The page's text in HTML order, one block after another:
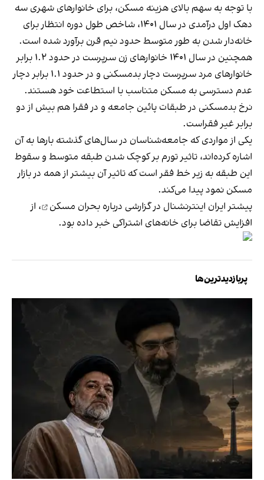
با توجه به سهم بالای هزینه مسکن، برای خانوارهای شهری سه
دهک اول درآمدی در سال ۱۴۰۱، شاخص طول دوره انتظار برای
خانه‌دار شدن به طور متوسط حدود نیم قرن برآورد شده است.
همچنین در سال ۱۴۰۱ خانوارهای زن سرپرست در حدود ۱.۲ برابر
خانوارهای مرد سرپرست دچار بدمسکنی و در حدود ۱.۱ برابر دچار
عدم دسترسی به مسکن متناسب با استطاعت خود هستند.
نرخ بدمسکنی در طبقات پائین جامعه و در فقرا هم بیش از دو
برابر غیر فقراست.
یکی از مواردی که جامعه‌شناسان در سال‌های گذشته بارها به آن
اشاره کرده‌اند، تاثیر تورم بر کوچک شدن طبقه متوسط و سقوط
این طبقه به زیر خط فقر است که تاثیر آن بیشتر از همه در بازار
مسکن نمود پیدا می‌کند.
پیشتر ایران اینترنشنال درگزارشی درباره بحران مسکن
، از
افزایش تقاضا برای خانه‌های اشتراکی خبر داده بود.
پربازدیدترین‌ها